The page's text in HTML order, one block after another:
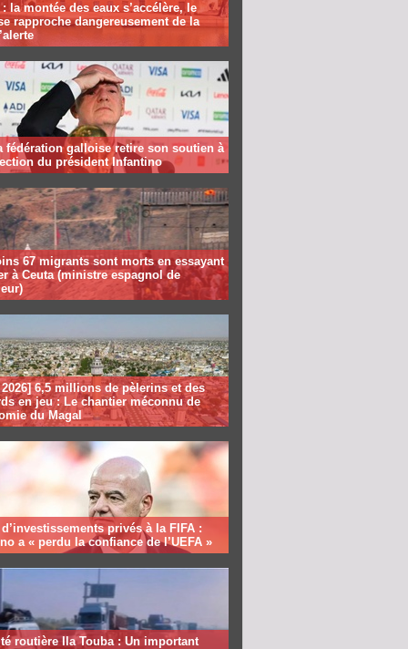
la montée des eaux s’accélère, le
rapproche dangereusement de la
fédération galloise retire son soutien à
du président Infantino
67 migrants sont morts en essayant
à Ceuta (ministre espagnol de
6,5 millions de pèlerins et des
en jeu : Le chantier méconnu de
du Magal
privés à la FIFA :
a « perdu la confiance de l’UEFA »
routière Ila Touba : Un important